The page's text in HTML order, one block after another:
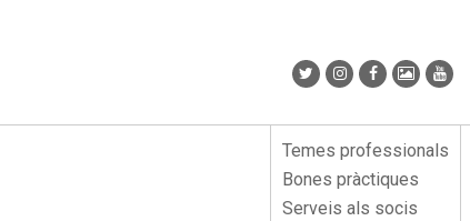
Menu
lateral
Temes professionals
Bones pràctiques
Serveis als socis